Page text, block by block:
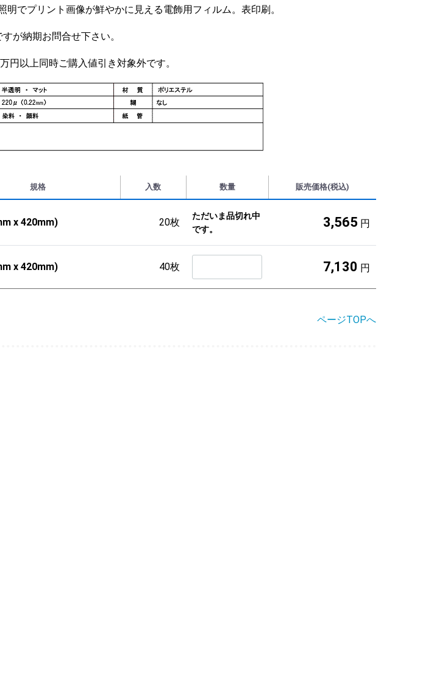
明でプリント画像が鮮やかに見える電飾用フィルム。表印刷。
が納期お問合せ下さい。
円以上同時ご購入値引き対象外です。
規格 入数 数量 販売価格(税込)
x 420mm) 20枚
ただいま品切れ中
です。
3,565 円
x 420mm) 40枚 7,130 円
ページTOPへ